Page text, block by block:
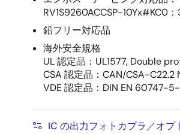
RV1S9260ACCSP-10Yx#KC0
鉛フリー対応品
海外安全規格
UL 認定品：UL1577, Double
CSA 認定品：CAN/CSA-C22.2
VDE 認定品：DIN EN 60747-
IC の出力フォトカプラ／オ